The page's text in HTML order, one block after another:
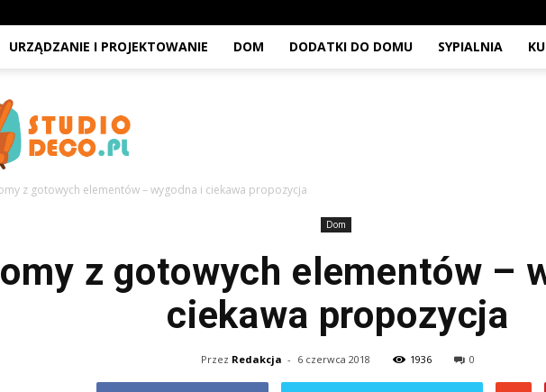
URZĄDZANIE I PROJEKTOWANIE DOM DODATKI DO DOMU SYPIALNIA
z gotowych elementów – wygodna i ciekawa propozycja
Dom
z gotowych elementów –
ciekawa propozycja
Przez Redakcja - 6 czerwca 2018 1936 0